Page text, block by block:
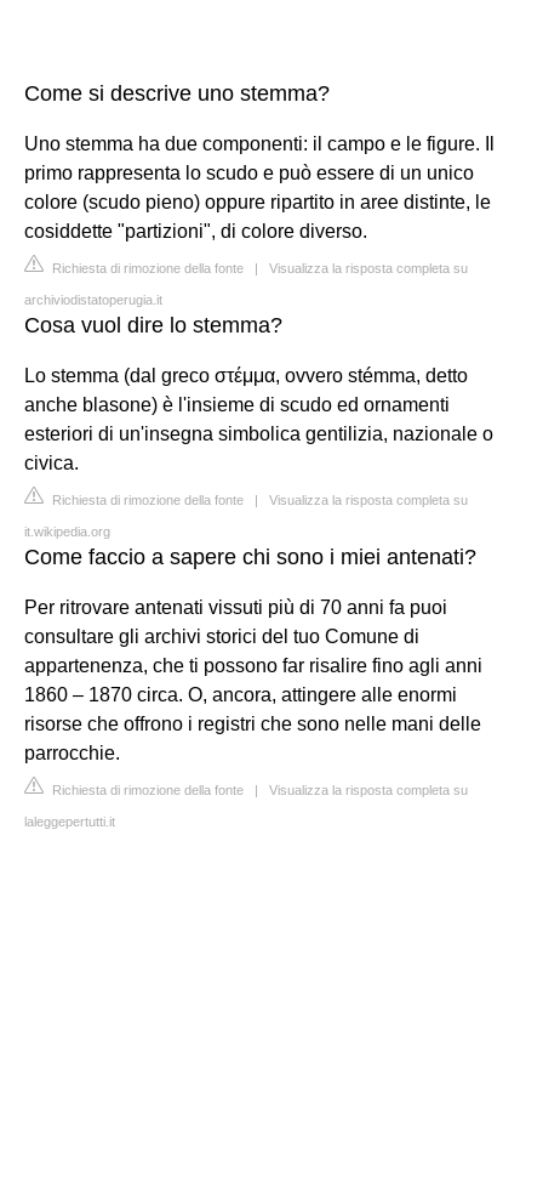
Come si descrive uno stemma?
Uno stemma ha due componenti: il campo e le figure. Il
primo rappresenta lo scudo e può essere di un unico
colore (scudo pieno) oppure ripartito in aree distinte, le
cosiddette "partizioni", di colore diverso.
Richiesta di rimozione della fonte | Visualizza la risposta completa su
archiviodistatoperugia.it
Cosa vuol dire lo stemma?
Lo stemma (dal greco στέμμα, ovvero stémma, detto
anche blasone) è l'insieme di scudo ed ornamenti
esteriori di un'insegna simbolica gentilizia, nazionale o
civica.
Richiesta di rimozione della fonte | Visualizza la risposta completa su
it.wikipedia.org
Come faccio a sapere chi sono i miei antenati?
Per ritrovare antenati vissuti più di 70 anni fa puoi
consultare gli archivi storici del tuo Comune di
appartenenza, che ti possono far risalire fino agli anni
1860 – 1870 circa. O, ancora, attingere alle enormi
risorse che offrono i registri che sono nelle mani delle
parrocchie.
Richiesta di rimozione della fonte | Visualizza la risposta completa su
laleggepertutti.it